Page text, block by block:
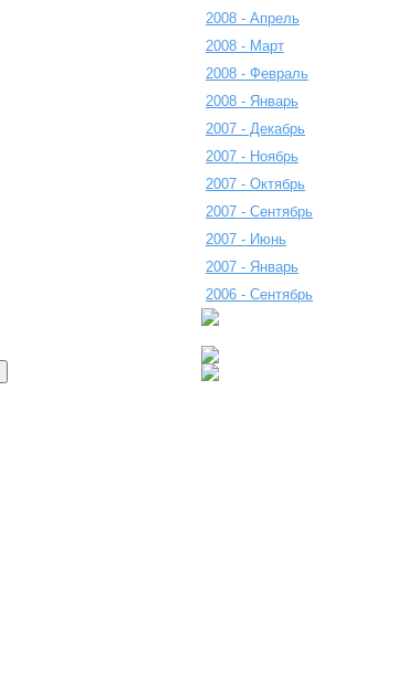
2008 - Апрель
2008 - Март
2008 - Февраль
2008 - Январь
2007 - Декабрь
2007 - Ноябрь
2007 - Октябрь
2007 - Сентябрь
2007 - Июнь
2007 - Январь
2006 - Сентябрь